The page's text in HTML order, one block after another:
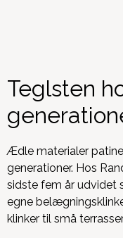
Teglsten
Ædle materialer
generationer. Hos
sidste fem år udvidet
egne
klinker til små